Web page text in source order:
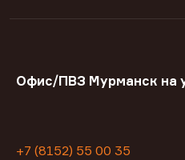
Офис/ПВЗ Мурманск на
+7 (8152) 55 00 35